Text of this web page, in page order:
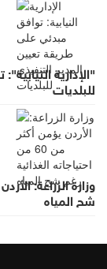
"الإدارية
للبلديات
شح المياه